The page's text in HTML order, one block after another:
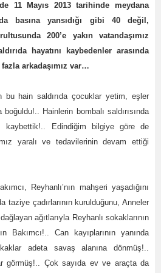
11 Mayıs 2013 tarihinde meydana
basına yansıdığı gibi 40 değil,
200’e yakın vatandaşımız
hayatını kaybedenler arasında
arkadaşımız var…
bu hain saldırıda çocuklar yetim, eşler
Hainlerin bombalı saldırısında
kaybettik!.. Edindiğim bilgiye göre de
yaralı ve tedavilerinin devam ettiği
Reyhanlı’nın mahşeri yaşadığını
taziye çadırlarının kurulduğunu, Anneler
ağıtlarıyla Reyhanlı sokaklarının
Bakımcı!.. Can kayıplarının yanında
adeta savaş alanına dönmüş!..
görmüş!.. Çok sayıda ev ve araçta da